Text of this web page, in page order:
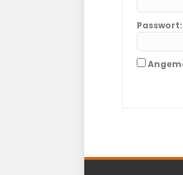
Passwort: